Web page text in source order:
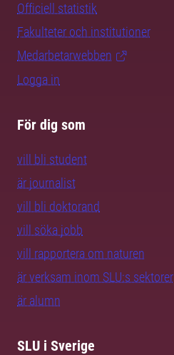
Officiell statistik
Fakulteter och institutioner
Medarbetarwebben
Logga in
För dig som
vill bli student
är journalist
vill bli doktorand
vill söka jobb
vill rapportera om naturen
är verksam inom SLU:s sektorer
är alumn
SLU i Sverige